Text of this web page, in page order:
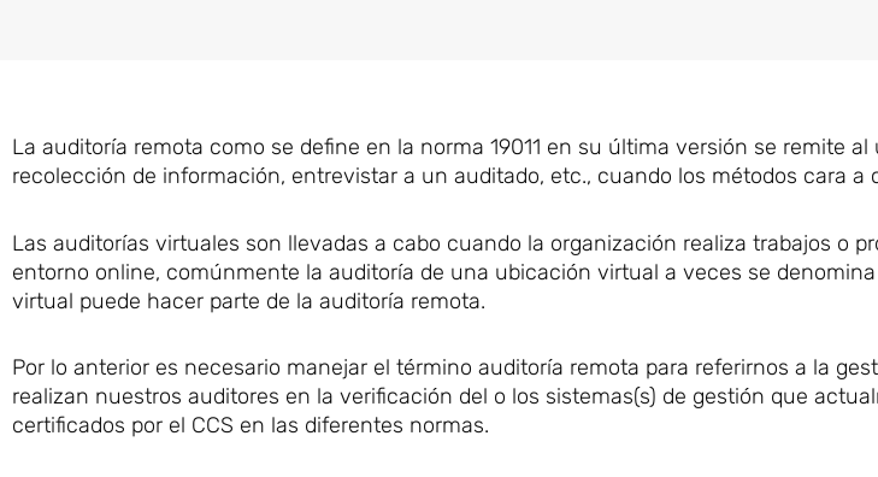
La auditoría remota como se define en la norma 19011 en su última versión se remite
recolección de información, entrevistar a un auditado, etc., cuando los métodos cara a
Las auditorías virtuales son llevadas a cabo cuando la organización realiza trabajos o
entorno online, comúnmente la auditoría de una ubicación virtual a veces se
virtual puede hacer parte de la auditoría remota.
Por lo anterior es necesario manejar el término auditoría remota para referirnos a la
realizan nuestros auditores en la verificación del o los sistemas(s) de gestión que
certificados por el CCS en las diferentes normas.